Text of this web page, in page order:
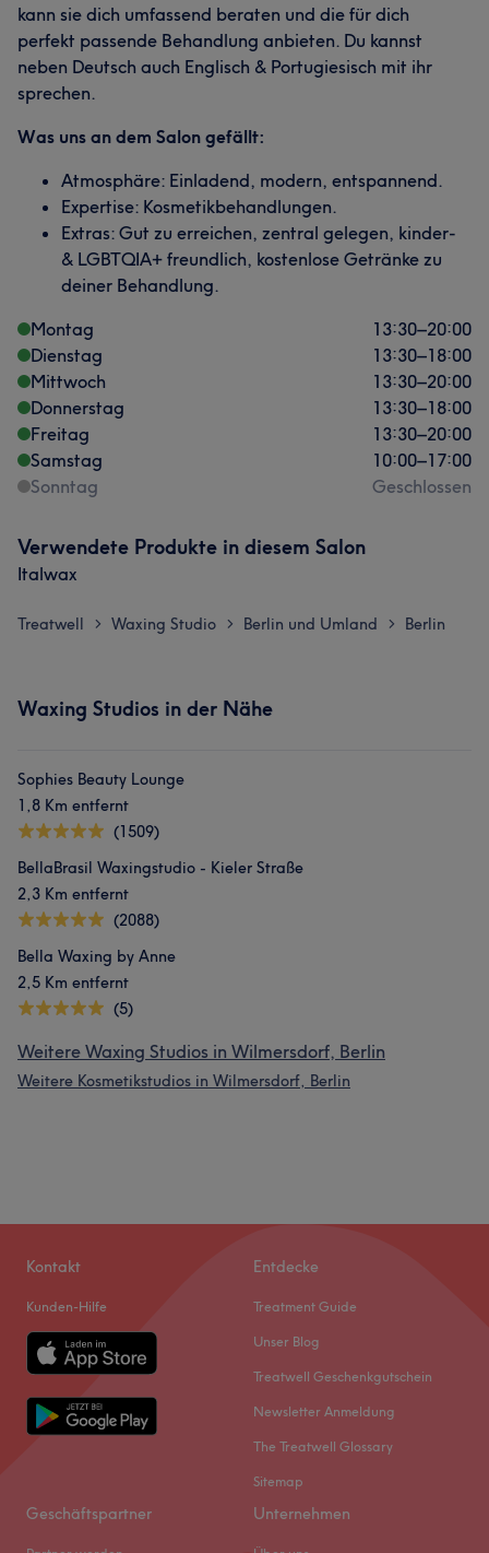
kann sie dich umfassend beraten und die für dich
perfekt passende Behandlung anbieten. Du kannst
neben Deutsch auch Englisch & Portugiesisch mit ihr
sprechen.
Was uns an dem Salon gefällt:
Atmosphäre: Einladend, modern, entspannend.
Expertise: Kosmetikbehandlungen.
Extras: Gut zu erreichen, zentral gelegen, kinder-
& LGBTQIA+ freundlich, kostenlose Getränke zu
deiner Behandlung.
Montag
13:30–20:00
Dienstag
13:30–18:00
Mittwoch
13:30–20:00
Donnerstag
13:30–18:00
Freitag
13:30–20:00
Samstag
10:00–17:00
Sonntag
Geschlossen
Verwendete Produkte in diesem Salon
Italwax
Treatwell > Waxing Studio > Berlin und Umland > Berlin
Waxing Studios in der Nähe
Sophies Beauty Lounge
1,8 Km entfernt
(1509)
BellaBrasil Waxingstudio - Kieler Straße
2,3 Km entfernt
(2088)
Bella Waxing by Anne
2,5 Km entfernt
(5)
Weitere Waxing Studios in Wilmersdorf, Berlin
Weitere Kosmetikstudios in Wilmersdorf, Berlin
Kontakt
Kunden-Hilfe
Entdecke
Treatment Guide
Unser Blog
Treatwell Geschenkgutschein
Newsletter Anmeldung
The Treatwell Glossary
Sitemap
Geschäftspartner Unternehmen